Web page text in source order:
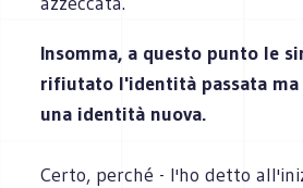
Insomma, a questo punto le
rifiutato l'identità passata ma
una identità nuova.
Certo, perché - l'ho detto